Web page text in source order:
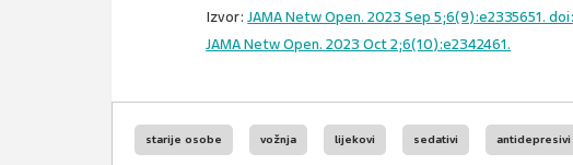
Izvor:JAMA Netw Open. 2023 Sep 5;6(9):e2335651.
JAMA Netw Open. 2023 Oct 2;6(10):e2342461.
starije osobe vožnja lijekovi sedativi antidepresivi